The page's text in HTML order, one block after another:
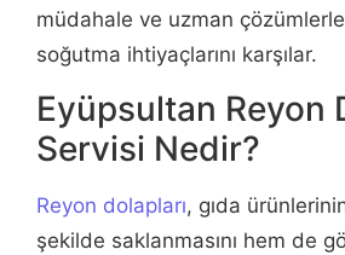
müdahale ve uzman
soğutma ihtiyaçlarını karşılar.
Eyüpsultan Reyon
Servisi Nedir?
Reyon dolapları, gıda
şekilde saklanmasını hem de